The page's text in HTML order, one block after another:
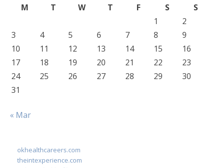
M
T W T F S
S
1
2
3
4 5 6 7 8
9
10
11 12 13 14 15
16
17
18 19 20 21 22
23
24
25 26 27 28 29
30
31
« Mar
okhealthcareers.com
theintexperience.com